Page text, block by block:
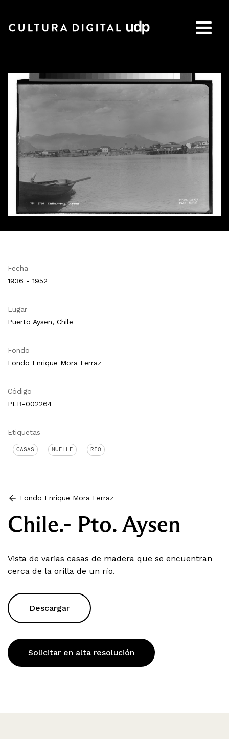
Fecha
1936 - 1952
Lugar
Puerto Aysen, Chile
Fondo
Fondo Enrique Mora Ferraz
Código
PLB-002264
Etiquetas
CASAS MUELLE RÍO
Fondo Enrique Mora Ferraz
Chile.- Pto. Aysen
Vista de varias casas de madera que se encuentran
cerca de la orilla de un río.
Descargar
Solicitar en alta resolución